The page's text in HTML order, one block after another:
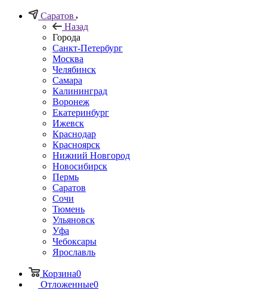
Саратов
Назад
Города
Санкт-Петербург
Москва
Челябинск
Самара
Калининград
Воронеж
Екатеринбург
Ижевск
Краснодар
Красноярск
Нижний Новгород
Новосибирск
Пермь
Саратов
Сочи
Тюмень
Ульяновск
Уфа
Чебоксары
Ярославль
Корзина0
Отложенные0